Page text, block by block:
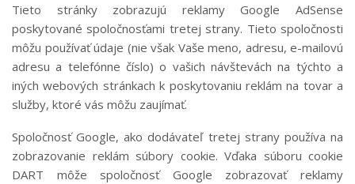
Tieto stránky zobrazujú reklamy Google AdSense
poskytované spoločnosťami tretej strany. Tieto spoločnosti
môžu používať údaje (nie však Vaše meno, adresu, e-mailovú
adresu a telefónne číslo) o vašich návštevách na týchto a
iných webových stránkach k poskytovaniu reklám na tovar a
služby, ktoré vás môžu zaujímať.
Spoločnosť Google, ako dodávateľ tretej strany používa na
zobrazovanie reklám súbory cookie. Vďaka súboru cookie
DART môže spoločnosť Google zobrazovať reklamy